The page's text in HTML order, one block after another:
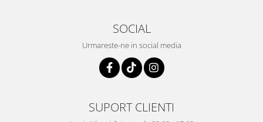
SOCIAL
Urmareste-ne in social media
SUPORT CLIENTI